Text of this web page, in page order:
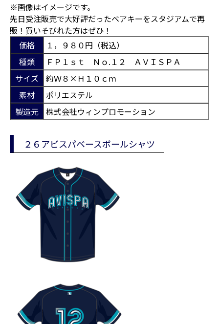
※画像はイメージです。
先日受注販売で大好評だったベアキーをスタジアムで再
販！買いそびれた方はぜひ！
価格
１，９８０円（税込）
種類
ＦＰ１ｓｔ Ｎｏ.１２ ＡＶＩＳＰＡ
サイズ
約Ｗ８×Ｈ１０ｃｍ
素材
ポリエステル
製造元
株式会社ウィンプロモーション
２６アビスパベースボールシャツ